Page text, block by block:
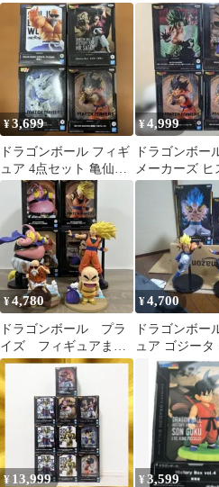
¥3,699
ドラゴンボール フィギ
ュア 4点セット 亀仙
人 サタン 孫悟空 超
一星龍
¥4,999
ドラゴンボー
メーカーズ ヒ
ボックス 全4体
フィギュア
¥4,780
ドラゴンボール プラ
イズ フィギュアまと
め売り 開封品 箱あ
り
¥4,700
ドラゴンボー
ュア ゴジータ
¥ 13,999 ¥3,599